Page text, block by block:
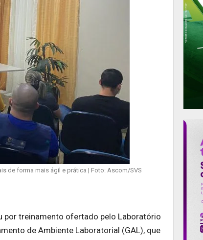
de forma mais ágil e prática | Foto: Ascom/SVS
por treinamento ofertado pelo Laboratório
de Ambiente Laboratorial (GAL), que